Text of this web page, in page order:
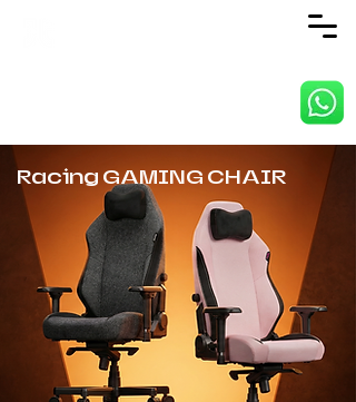
Racing GAMING CHAIR